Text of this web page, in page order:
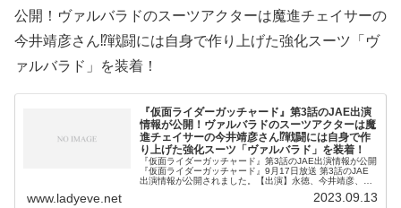
公開！ヴァルバラドのスーツアクターは魔進チェイサーの
今井靖彦さん⁉戦闘には自身で作り上げた強化スーツ「ヴ
ァルバラド」を装着！
『仮面ライダーガッチャード』第3話のJAE出演
情報が公開！ヴァルバラドのスーツアクターは魔
進チェイサーの今井靖彦さん⁉戦闘には自身で作
り上げた強化スーツ「ヴァルバラド」を装着！
『仮面ライダーガッチャード』第3話のJAE出演情報が公開
『仮面ライダーガッチャード』9月17日放送 第3話のJAE
出演情報が公開されました。【出演】永徳、今井靖彦、榮
www.ladyeve.net 2023.09.13